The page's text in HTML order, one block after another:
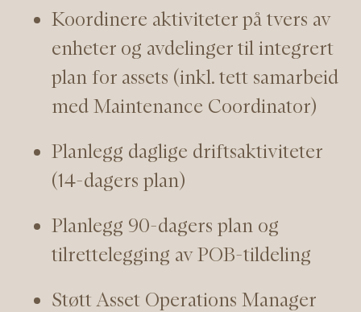
Koordinere aktiviteter på tvers av
enheter og avdelinger til integrert
plan for assets (inkl. tett samarbeid
med Maintenance Coordinator)
Planlegg daglige driftsaktiviteter
(14-dagers plan)
Planlegg 90-dagers plan og
tilrettelegging av POB-tildeling
Støtt Asset Operations Manager